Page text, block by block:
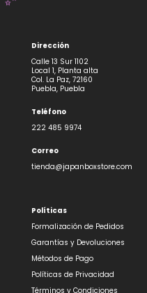
Dirección
Calle 13 Sur 1102
Local 1, Planta alta
Col. La Paz, 72160
Puebla, Puebla
Teléfono
222 485 9974
Correo
tienda@japanboxstore.com
Políticas
Formalización de Pedidos
Garantías y Devoluciones
Métodos de Pago
Políticas de Privacidad
Términos y Condiciones